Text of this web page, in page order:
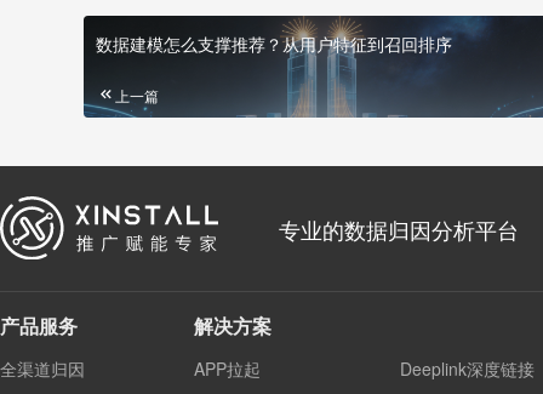
数据建模怎么支撑推荐？从用户特征到召回排序
上一篇
专业的数据归因分析平台
产品服务
全渠道归因
解决方案
APP拉起
Deeplink深度链接